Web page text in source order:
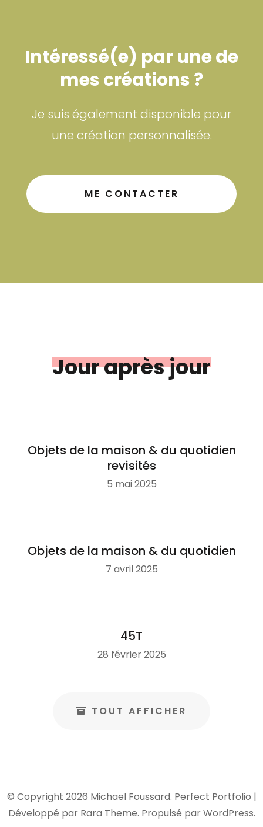
Intéressé(e) par une de
mes créations ?
Je suis également disponible pour
une création personnalisée.
ME CONTACTER
Jour après jour
Objets de la maison & du quotidien
revisités
5 mai 2025
Objets de la maison & du quotidien
7 avril 2025
45T
28 février 2025
TOUT AFFICHER
© Copyright 2026 Michaël Foussard. Perfect Portfolio |
Développé par Rara Theme. Propulsé parWordPress.